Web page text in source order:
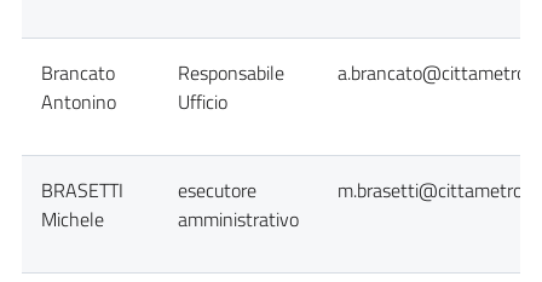
Brancato
Antonino
Responsabile
Ufficio
BRASETTI
Michele
esecutore
amministrativo